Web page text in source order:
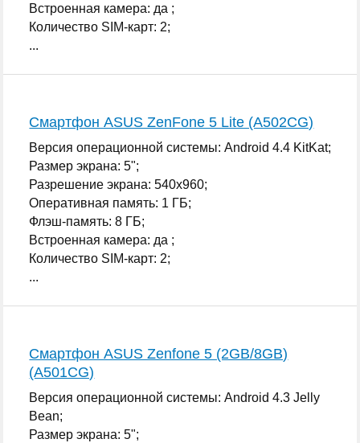
Встроенная камера: да ;
Количество SIM-карт: 2;
...
Смартфон ASUS ZenFone 5 Lite (A502CG)
Версия операционной системы: Android 4.4 KitKat;
Размер экрана: 5";
Разрешение экрана: 540x960;
Оперативная память: 1 ГБ;
Флэш-память: 8 ГБ;
Встроенная камера: да ;
Количество SIM-карт: 2;
...
Смартфон ASUS Zenfone 5 (2GB/8GB)
(A501CG)
Версия операционной системы: Android 4.3 Jelly
Bean;
Размер экрана: 5";